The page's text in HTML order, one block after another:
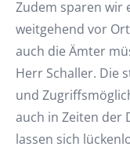
Zudem sparen wir
weitgehend vor
auch die Ämter
Herr Schaller. Die
und
auch in Zeiten der
lassen sich